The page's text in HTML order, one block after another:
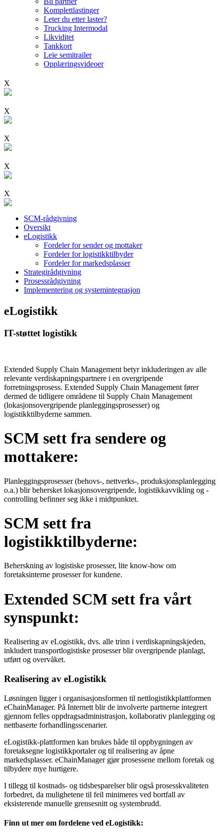
Komplettlastinger
Leter du etter laster?
Trucking Intermodal
Likviditet
Tankkort
Leie semitrailer
Opplæringsvideoer
X
X
X
X
X
SCM-rådgivning
Oversikt
eLogistikk
Fordeler for sender og mottaker
Fordeler for logistikktilbyder
Fordeler for markedsplasser
Strategirådgivning
Prosessrådgivning
Implementering og systemintegrasjon
eLogistikk
IT-støttet logistikk
Extended Supply Chain Management betyr inkluderingen av alle
relevante verdiskapningspartnere i en overgripende
forretningsprosess. Extended Supply Chain Management fører
dermed de tidligere områdene til Supply Chain Management
(lokasjonsovergripende planleggingsprosesser) og
logistikktilbyderne sammen.
SCM sett fra sendere og
mottakere:
Planleggingsprosesser (behovs-, nettverks-, produksjonsplanlegging
o.a.) blir behersket lokasjonsovergripende, logistikkavvikling og -
controlling befinner seg ikke i midtpunktet.
SCM sett fra
logistikktilbyderne:
Beherskning av logistiske prosesser, lite know-how om
foretaksinterne prosesser for kundene.
Extended SCM sett fra vårt
synspunkt:
Realisering av eLogistikk, dvs. alle trinn i verdiskapningskjeden,
inkludert transportlogistiske prosesser blir overgripende planlagt,
utført og overvåket.
Realisering av eLogistikk
Løsningen ligger i organisasjonsformen til nettlogistikkplattformen
eChainManager. På Internett blir de involverte partnerne integrert
gjennom felles oppdragsadministrasjon, kollaborativ planlegging og
nettbaserte forhandlingsscenarier.
eLogistikk-plattformen kan brukes både til oppbygningen av
foretaksegne logistikkportaler og til realisering av åpne
markedsplasser. eChainManager gjør prosessene mellom foretak og
tilbydere mye hurtigere.
I tillegg til kostnads- og tidsbesparelser blir også prosesskvaliteten
forbedret, da mulighetene til feil minimeres ved bortfall av
eksisterende manuelle grensesnitt og systembrudd.
Finn ut mer om fordelene ved eLogistikk: